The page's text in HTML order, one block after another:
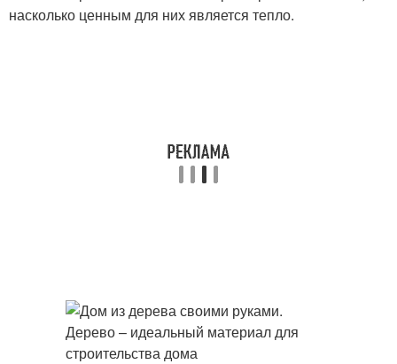
насколько ценным для них является тепло.